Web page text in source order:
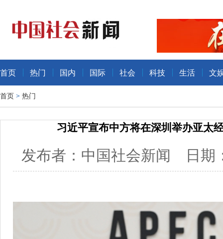
首页 热门 国内 国际 社会 科技 生活 文
首页 > 热门
习近平宣布中方将在深圳举办亚太
发布者：中国社会新闻 日